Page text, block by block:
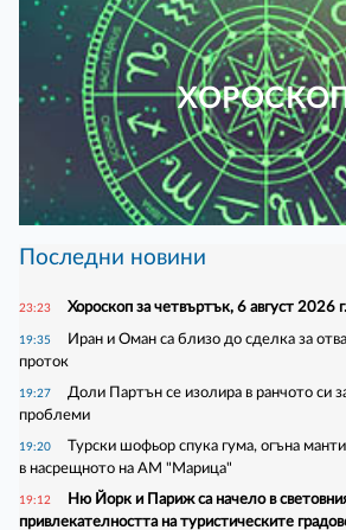
Последни новини
23:23 Хороскоп за четвъртък, 6 август 2026 г.
19:35
Иран и Оман са близо до сделка за
проток
19:27
Доли Партън се изолира в ранчото си
проблеми
19:20
Турски шофьор спука гума, огъна
в насрещното на АМ "Марица"
19:12
Ню Йорк и Париж са начело в
привлекателността на туристическите